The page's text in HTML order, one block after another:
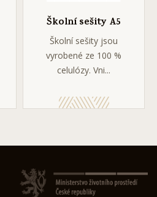
Školní sešity A5
Školní sešity jsou
vyrobené ze 100 %
celulózy. Vni...